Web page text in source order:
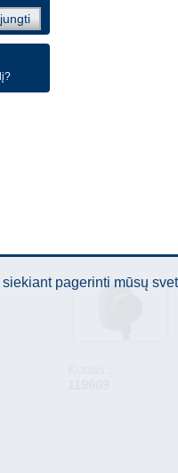
pagerinti mūsų